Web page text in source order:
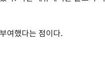
여했다는 점이다.